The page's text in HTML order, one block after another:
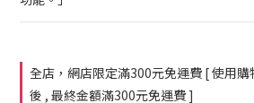
全店，網店限定滿300元免運費 [ 使用
後 , 最終金額滿300元免運費 ]